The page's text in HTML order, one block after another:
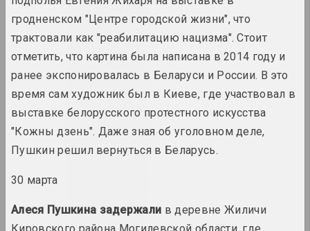
1966 год
1967 год
1968 год
гродненском "Центре городской жизни", что
трактовали как "реабилитацию нацизма". Стоит
отметить, что картина была написана в 2014 году и
ранее экспонировалась в Беларуси и России. В это
время сам художник был в Киеве, где участвовал в
выставке белорусского протестного искусства
"Кожны дзень". Даже зная об уголовном деле,
Пушкин решил вернуться в Беларусь.
30 марта
Алеся Пушкина задержали в деревне Жиличи